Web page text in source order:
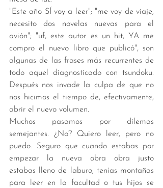
"Este año SÍ voy a leer"; "me voy de viaje,
necesito dos novelas nuevas para el
avión"; "uf, este autor es un hit, YA me
compro el nuevo libro que publicó", son
algunas de las frases más recurrentes de
todo aquel diagnosticado con tsundoku.
Después nos invade la culpa de que no
nos hicimos el tiempo de, efectivamente,
abrir el nuevo volumen.
Muchos pasamos por dilemas
semejantes. ¿No? Quiero leer, pero no
puedo. Seguro que cuando estabas por
empezar la nueva obra obra justo
estabas lleno de laburo, tenías montañas
para leer en la facultad o tus hijos se